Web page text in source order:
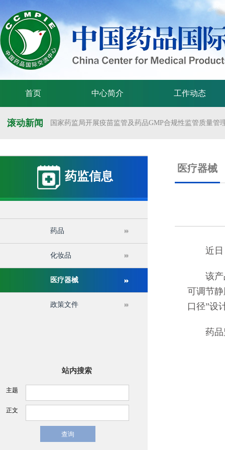
首页 中心简介 工作动态
滚动新闻 国家药监局开展疫苗监管及药品GMP合规性监管质量管
国家药监局药审中心关于发布《预防用mRNA疫苗临床
国家药监局药审中心关于发布《关于开发适宜药品包装
国家药监局 国家卫生健康委 国家中医药局 国家疾控局
关于举办第十六届中国医疗器械监督管理国际会议的通
药监信息
药品
化妆品
医疗器械
政策文件
站内搜索
主题
正文
医疗器械
近日，
该产品
可调节
口径”设
药品监